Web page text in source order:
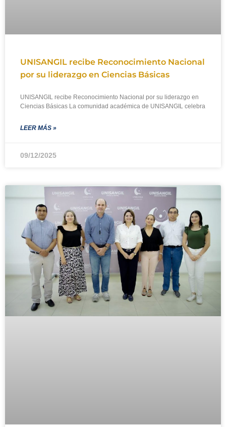
UNISANGIL recibe Reconocimiento Nacional
por su liderazgo en Ciencias Básicas
UNISANGIL recibe Reconocimiento Nacional por su liderazgo en
Ciencias Básicas La comunidad académica de UNISANGIL celebra
LEER MÁS »
09/12/2025